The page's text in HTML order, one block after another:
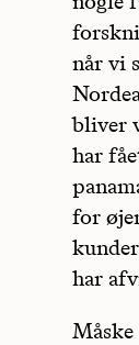
når vi
bliver
har
for
har